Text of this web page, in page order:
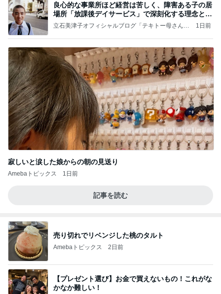
良心的な事業所ほど経営は苦しく、障害ある子の居
場所「放課後デイサービス」で深刻化する理念と現
実の
立石美津子オフィシャルブログ「テキトー母さんの
1日前
寂しいと涙した娘からの朝の見送り
Amebaトピックス 1日前
記事を読む
売り切れでリベンジした桃のタルト
Amebaトピックス 2日前
【プレゼント選び】お金で買えないもの！これがな
かなか難しい！